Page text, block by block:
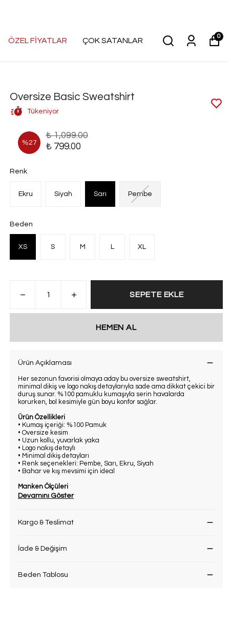
ÖZEL FİYATLAR ÇOK SATANLAR
0
Oversize Basic Sweatshirt
Tükeniyor
%27
₺ 1,099.00
₺ 799.00
Renk
Ekru Siyah Sarı Pembe
Beden
XS S M L XL
SEPETE EKLE
HEMEN AL
Ürün Açıklaması
Her sezonun favorisi olmaya aday bu oversize sweatshirt,
minimal dikiş ve logo nakış detaylarıyla sade ama dikkat çekici bir
duruş sunar. %100 pamuklu kumaşıyla serin havalarda
korurken, bol kesimiyle gün boyu konfor sağlar.
Ürün Özellikleri
• Kumaş içeriği: %100 Pamuk
• Oversize kesim
• Uzun kollu, yuvarlak yaka
• Logo nakış detaylı
• Minimal dikiş detayları
• Renk seçenekleri: Pembe, Sarı, Ekru, Siyah
• Bahar ve kış mevsimi için ideal
Manken Ölçüleri
Devamını Göster
Kargo & Teslimat
İade & Değişim
Beden Tablosu